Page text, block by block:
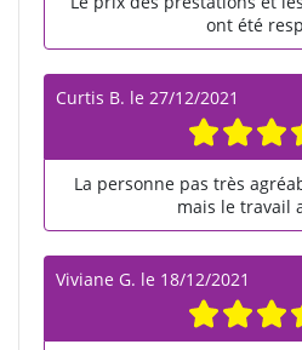
ont été
Curtis B. le 27/12/2021
La personne pas très
mais le travail
Viviane G. le 18/12/2021